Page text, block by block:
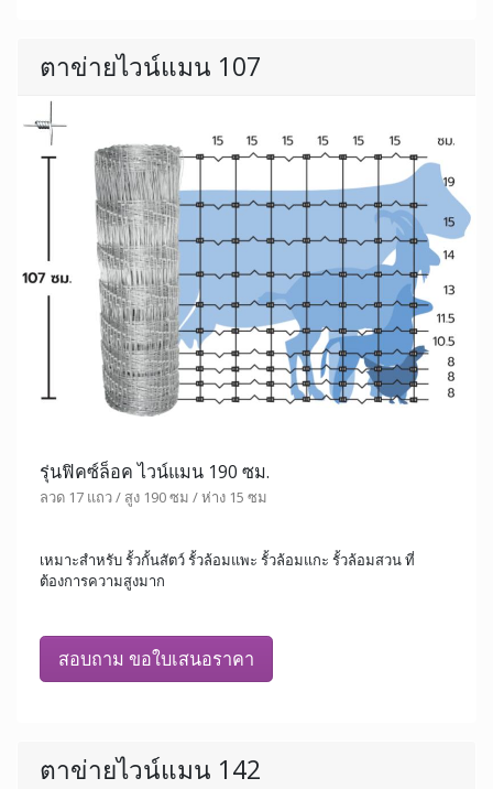
ตาข่ายไวน์แมน 107
รุ่นฟิคซ์ล็อค ไวน์แมน 190 ซม.
ลวด 17 แถว / สูง 190 ซม / ห่าง 15 ซม
เหมาะสำหรับ รั้วกั้นสัตว์ รั้วล้อมแพะ รั้วล้อมแกะ รั้วล้อมสวน ที่
ต้องการความสูงมาก
สอบถาม ขอใบเสนอราคา
ตาข่ายไวน์แมน 142